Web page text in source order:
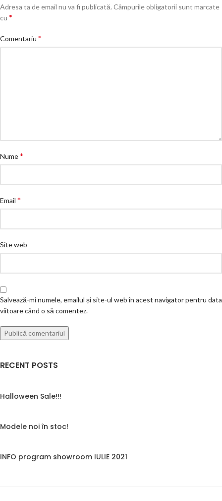
Adresa ta de email nu va fi publicată. Câmpurile obligatorii sunt marcate
cu *
Comentariu *
Nume*
Email *
Site web
Salvează-mi numele, emailul și site-ul web în acest navigator pentru data
viitoare când o să comentez.
RECENT POSTS
Halloween Sale!!!
Modele noi în stoc!
INFO program showroom IULIE 2021